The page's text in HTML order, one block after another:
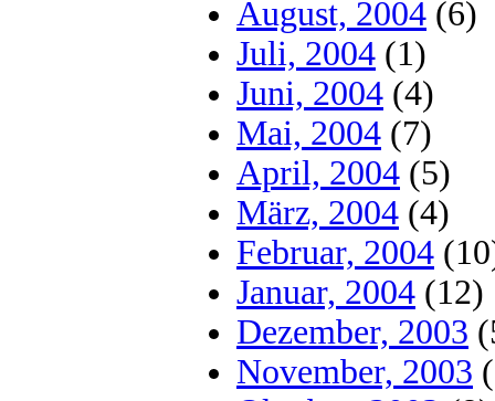
August, 2004 (6)
Juli, 2004 (1)
Juni, 2004 (4)
Mai, 2004 (7)
April, 2004 (5)
März, 2004 (4)
Februar, 2004
Januar, 2004 (12)
Dezember, 2003
November, 2003